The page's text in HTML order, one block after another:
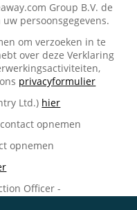
Group B.V. de
persoonsgegevens.
om verzoeken in te
over deze Verklaring
privacyformulier
Ltd.) hier
contact opnemen
opnemen
Officer -